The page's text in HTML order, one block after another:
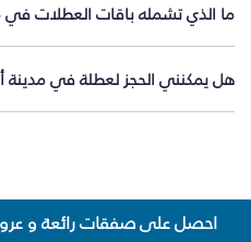
ما الذي تشمله باقات العطلات في
هل يمكنني الحجز لعطلة في مدينة
احصل على صفقات رائعة و